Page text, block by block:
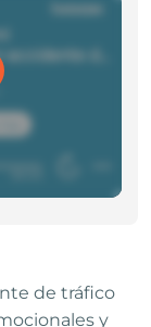
de tráfico
y